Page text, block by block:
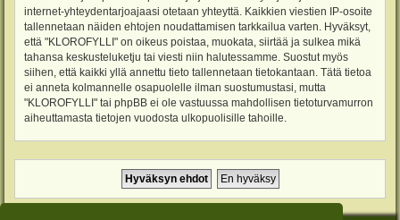
internet-yhteydentarjoajaasi otetaan yhteyttä. Kaikkien viestien IP-osoite
tallennetaan näiden ehtojen noudattamisen tarkkailua varten. Hyväksyt,
että "KLOROFYLLI" on oikeus poistaa, muokata, siirtää ja sulkea mikä
tahansa keskusteluketju tai viesti niin halutessamme. Suostut myös
siihen, että kaikki yllä annettu tieto tallennetaan tietokantaan. Tätä tietoa
ei anneta kolmannelle osapuolelle ilman suostumustasi, mutta
"KLOROFYLLI" tai phpBB ei ole vastuussa mahdollisen tietoturvamurron
aiheuttamasta tietojen vuodosta ulkopuolisille tahoille.